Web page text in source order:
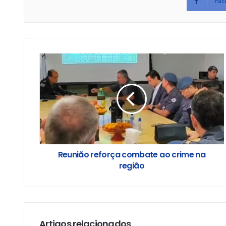
Reunião reforça combate ao crime na
região